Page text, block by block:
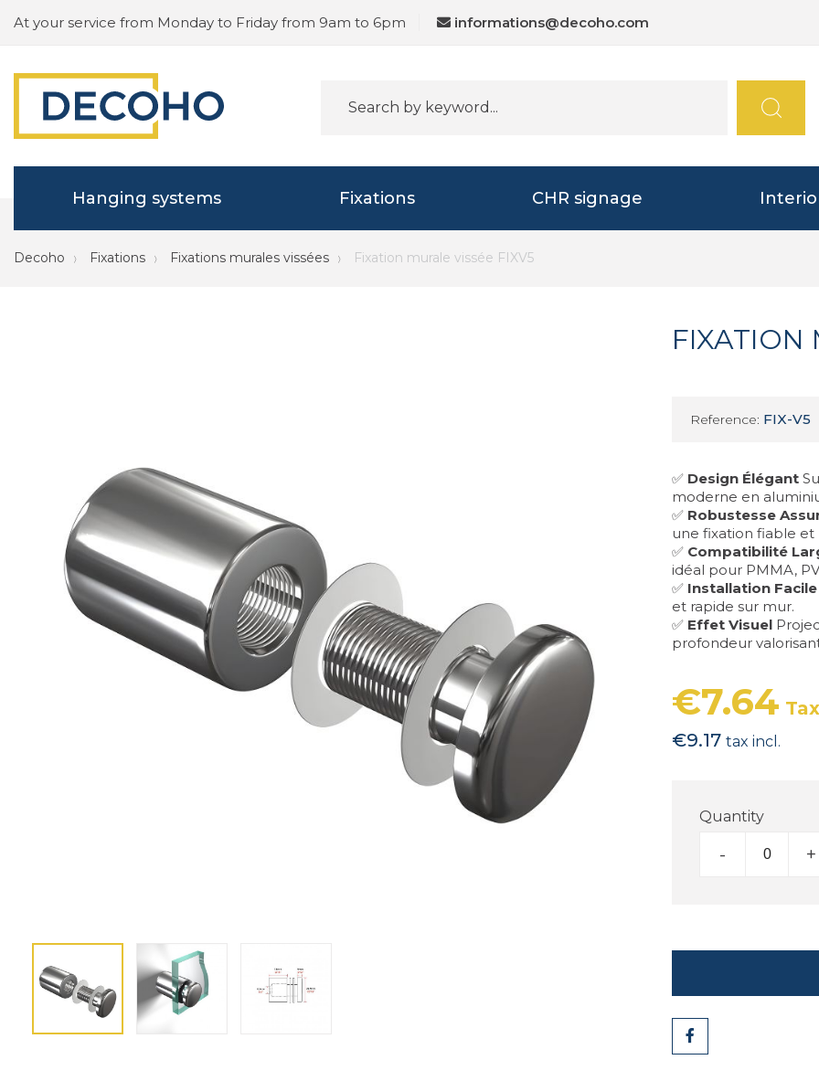
At your service from Monday to Friday from 9am to 6pm informations@decoho.com
Hanging systems Fixations CHR signage
Decoho Fixations Fixations murales vissées Fixation murale vissée FIXV5
FIXATION
Reference: FIX-V5
✅ Design Élégant
moderne en
✅ Robustesse
une fixation fiable et
✅ Compatibilité
idéal pour PMMA,
✅ Installation Facile
et rapide sur mur.
✅ Effet Visuel
profondeur
€7.64
€9.17 tax incl.
Quantity
- +
Share